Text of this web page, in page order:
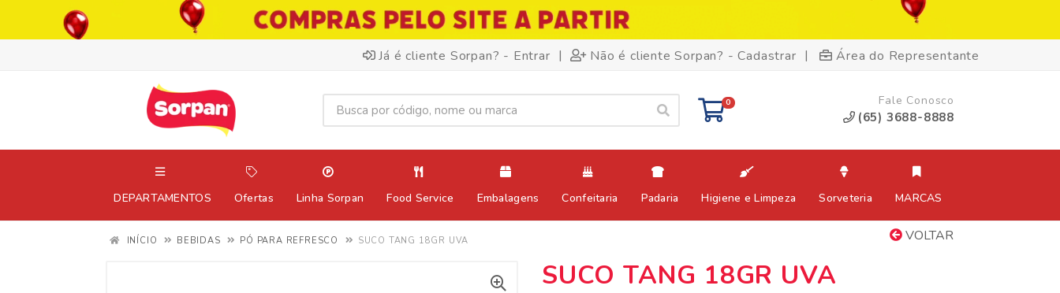
Já é cliente Sorpan? - Entrar | Não é cliente Sorpan? - Cadastrar | Área do Representante
0 Fale Conosco
(65) 3688-8888
DEPARTAMENTOS Ofertas Linha Sorpan Food Service Embalagens Confeitaria Padaria Higiene e Limpeza Sorveteria MARCAS
VOLTAR
INÍCIO BEBIDAS PÓ PARA REFRESCO SUCO TANG 18GR UVA
SUCO TANG 18GR UVA